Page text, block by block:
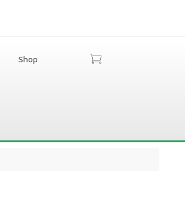
Shop